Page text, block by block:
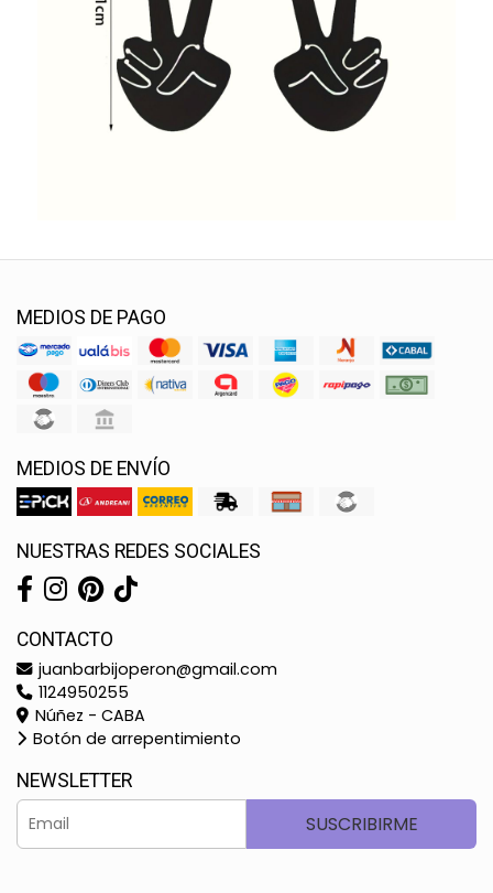
MEDIOS DE PAGO
MEDIOS DE ENVÍO
NUESTRAS REDES SOCIALES
CONTACTO
juanbarbijoperon@gmail.com
1124950255
Núñez - CABA
Botón de arrepentimiento
NEWSLETTER
SUSCRIBIRME